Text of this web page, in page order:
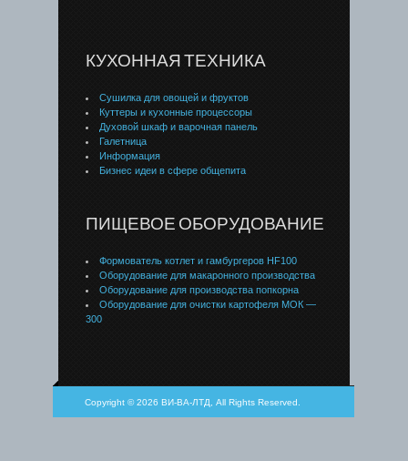
КУХОННАЯ ТЕХНИКА
Сушилка для овощей и фруктов
Куттеры и кухонные процессоры
Духовой шкаф и варочная панель
Галетница
Информация
Бизнес идеи в сфере общепита
ПИЩЕВОЕ ОБОРУДОВАНИЕ
Формователь котлет и гамбургеров HF100
Оборудование для макаронного производства
Оборудование для производства попкорна
Оборудование для очистки картофеля МОК —
300
Copyright © 2026 ВИ-ВА-ЛТД, All Rights Reserved.